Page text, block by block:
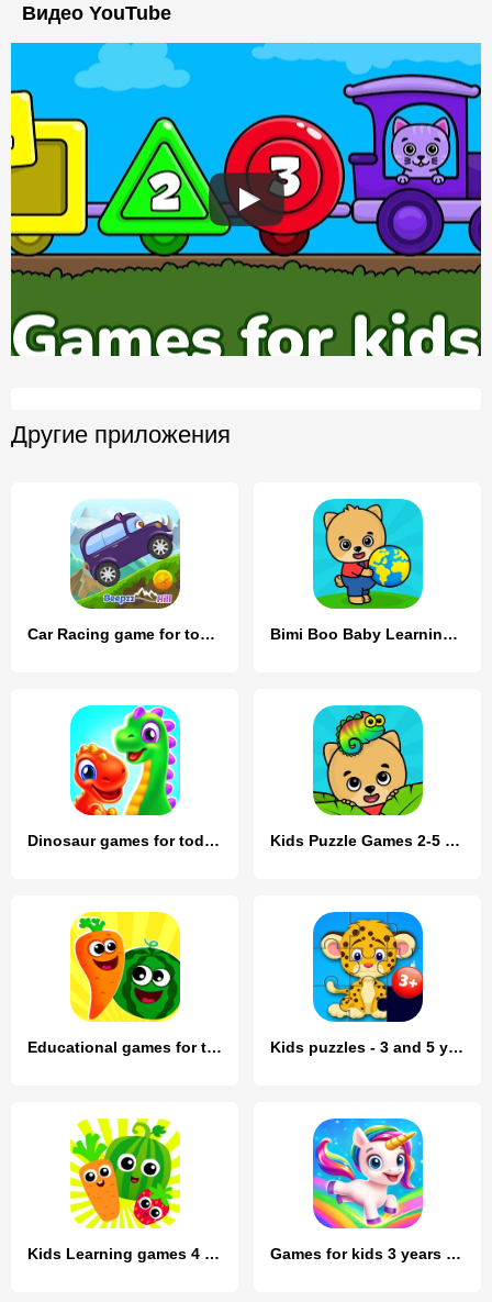
Видео YouTube
Другие приложения
Car Racing game for toddlers Bimi Boo Baby Learning Games
Dinosaur games for toddlers Kids Puzzle Games 2-5 years
Educational games for toddlers Kids puzzles - 3 and 5 years
Kids Learning games 4 toddlers Games for kids 3 years old